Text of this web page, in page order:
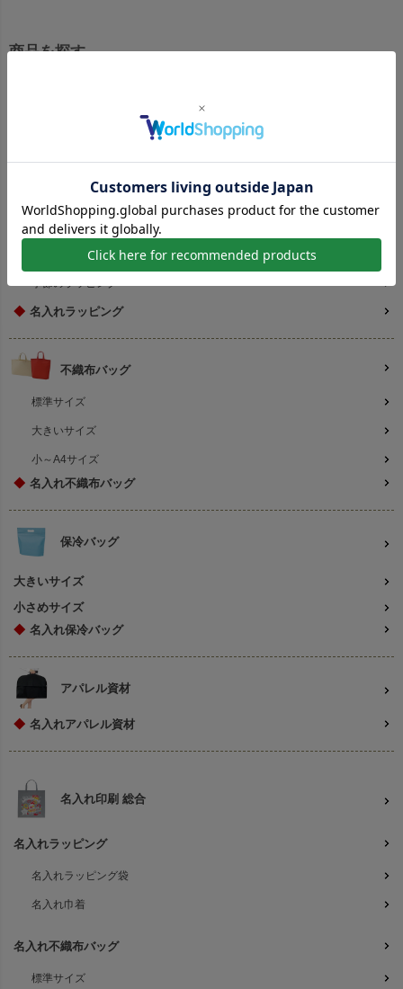
商品を探す
人気No,1ソフトバッグシリーズ
ギフトボックス
和風ラッピング
季節のラッピング
◆ 名入れラッピング
不織布バッグ
標準サイズ
大きいサイズ
小～A4サイズ
◆ 名入れ不織布バッグ
保冷バッグ
大きいサイズ
小さめサイズ
◆ 名入れ保冷バッグ
アパレル資材
◆ 名入れアパレル資材
名入れ印刷 総合
名入れラッピング
名入れラッピング袋
名入れ巾着
名入れ不織布バッグ
標準サイズ